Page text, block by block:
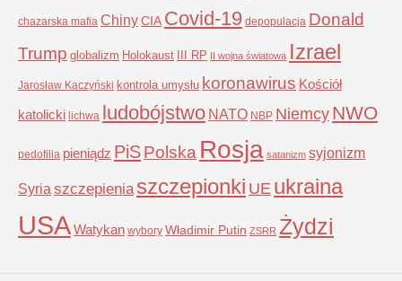
chazarska mafia ChinyCIA Covid-19 depopulacja Donald
Trump globalizm Holokaust III RP II wojna światowa Izrael
Jarosław Kaczyński kontrola umysłu koronawirus Kościół
katolicki lichwa ludobójstwo NATO NBP NiemcyNWO
pedofilia pieniądz PiSPolska Rosja satanizm syjonizm
Syria szczepienia szczepionki UE ukraina
USAWatykan wybory Władimir Putin ZSRR Żydzi